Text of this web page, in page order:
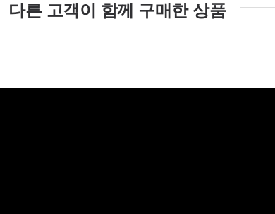
다른 고객이 함께 구매한 상품